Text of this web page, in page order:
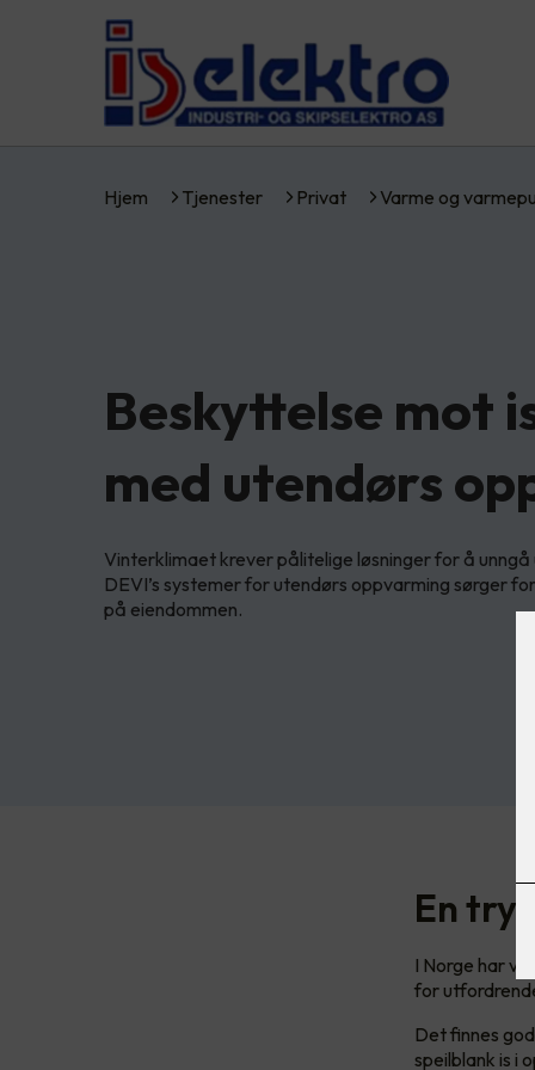
Hjem Tjenester Privat Varme og
Beskyttelse mot
med utendørs
Vinterklimaet krever pålitelige løsninger for å
DEVI’s systemer for utendørs oppvarming sørger
på eiendommen.
En
I Norge har vi
for
Det finnes
speilblank is i